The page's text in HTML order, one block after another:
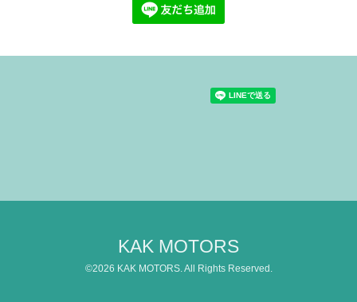
KAK MOTORS
©2026 KAK MOTORS. All Rights Reserved.